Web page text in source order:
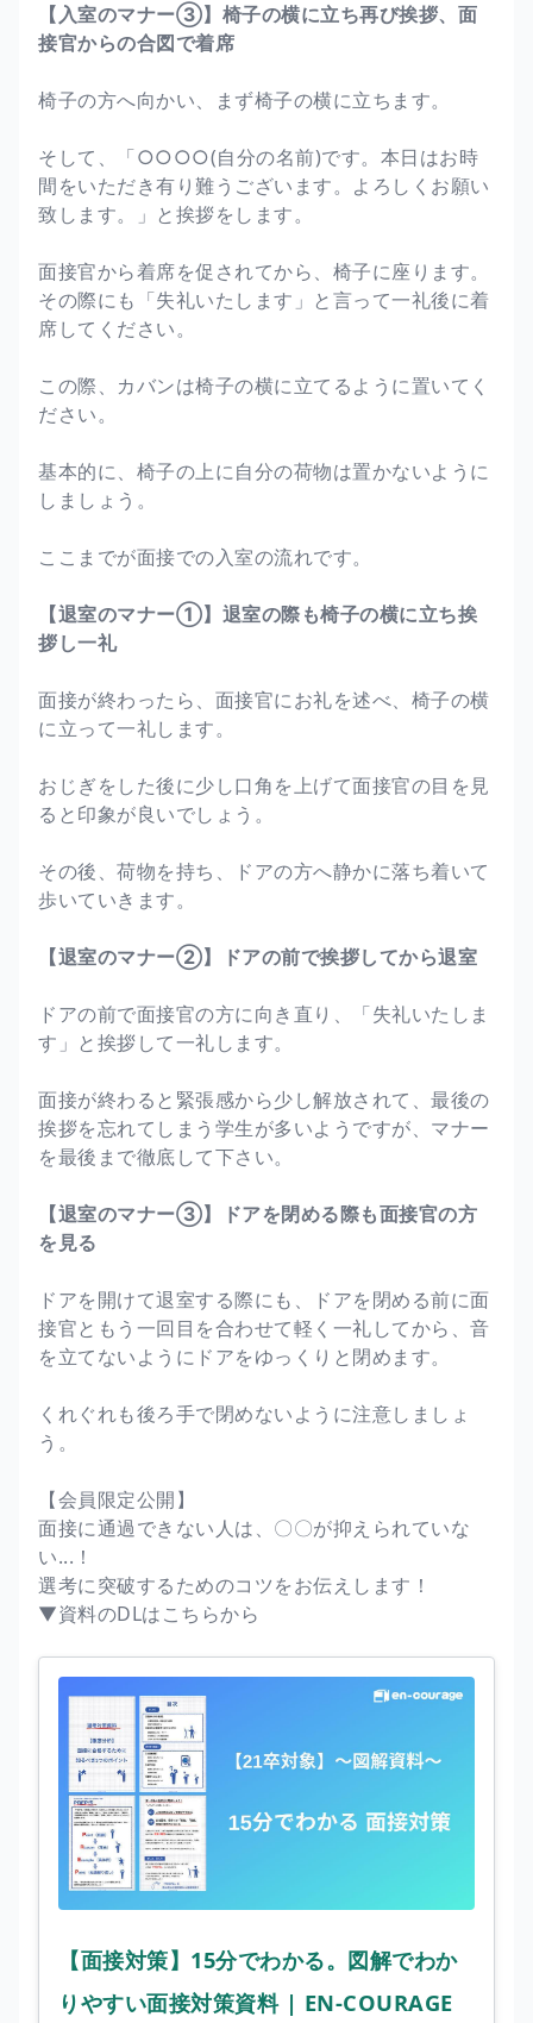
【入室のマナー③】椅子の横に立ち再び挨拶、面
接官からの合図で着席
椅子の方へ向かい、まず椅子の横に立ちます。
そして、「○○○○(自分の名前)です。本日はお時
間をいただき有り難うございます。よろしくお願い
致します。」と挨拶をします。
面接官から着席を促されてから、椅子に座ります。
その際にも「失礼いたします」と言って一礼後に着
席してください。
この際、カバンは椅子の横に立てるように置いてく
ださい。
基本的に、椅子の上に自分の荷物は置かないように
しましょう。
ここまでが面接での入室の流れです。
【退室のマナー①】退室の際も椅子の横に立ち挨
拶し一礼
面接が終わったら、面接官にお礼を述べ、椅子の横
に立って一礼します。
おじぎをした後に少し口角を上げて面接官の目を見
ると印象が良いでしょう。
その後、荷物を持ち、ドアの方へ静かに落ち着いて
歩いていきます。
【退室のマナー②】ドアの前で挨拶してから退室
ドアの前で面接官の方に向き直り、「失礼いたしま
す」と挨拶して一礼します。
面接が終わると緊張感から少し解放されて、最後の
挨拶を忘れてしまう学生が多いようですが、マナー
を最後まで徹底して下さい。
【退室のマナー③】ドアを閉める際も面接官の方
を見る
ドアを開けて退室する際にも、ドアを閉める前に面
接官ともう一回目を合わせて軽く一礼してから、音
を立てないようにドアをゆっくりと閉めます。
くれぐれも後ろ手で閉めないように注意しましょ
う。
【会員限定公開】
面接に通過できない人は、〇〇が抑えられていな
い...！
選考に突破するためのコツをお伝えします！
▼資料のDLはこちらから
【面接対策】15分でわかる。図解でわか
りやすい面接対策資料 | EN-COURAGE